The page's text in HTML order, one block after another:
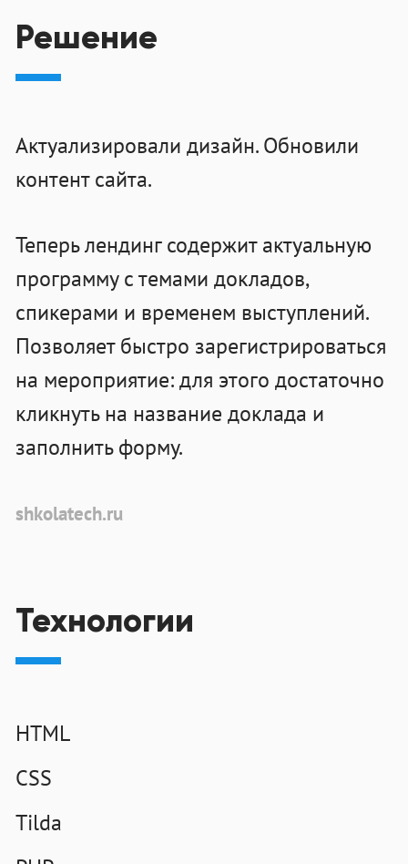
Решение
Актуализировали дизайн. Обновили
контент сайта.
Теперь лендинг содержит актуальную
программу с темами докладов,
спикерами и временем выступлений.
Позволяет быстро зарегистрироваться
на мероприятие: для этого достаточно
кликнуть на название доклада и
заполнить форму.
shkolatech.ru
Технологии
HTML
CSS
Tilda